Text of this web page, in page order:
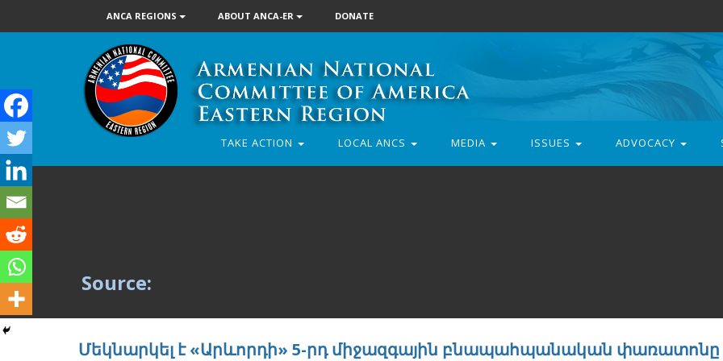
ANCA REGIONS ABOUT ANCA-ER DONATE
TAKE ACTION LOCAL ANCS MEDIA ISSUES ADVOCACY
Source:
Մեկնարկել է «Արևորդի» 5-րդ միջազգային բնապահպանական փառատոնը